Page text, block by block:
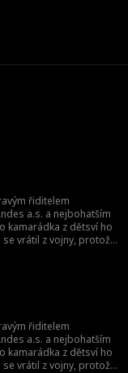
řiditelem
a.s. a nejbohatším
kamarádka z dětsví ho
vrátil z vojny, protože
řiditelem
a.s. a nejbohatším
kamarádka z dětsví ho
vrátil z vojny, protože